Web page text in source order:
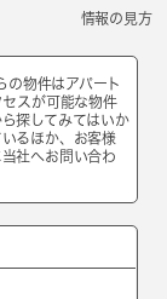
情報の見方
の物件はアパート
スが可能な物件
探してみてはいか
るほか、お客様
社へお問い合わ